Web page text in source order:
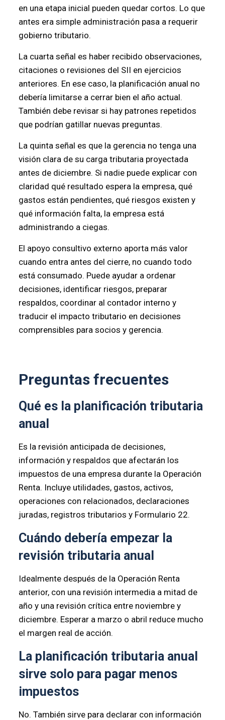
en una etapa inicial pueden quedar cortos. Lo que
antes era simple administración pasa a requerir
gobierno tributario.
La cuarta señal es haber recibido observaciones,
citaciones o revisiones del SII en ejercicios
anteriores. En ese caso, la planificación anual no
debería limitarse a cerrar bien el año actual.
También debe revisar si hay patrones repetidos
que podrían gatillar nuevas preguntas.
La quinta señal es que la gerencia no tenga una
visión clara de su carga tributaria proyectada
antes de diciembre. Si nadie puede explicar con
claridad qué resultado espera la empresa, qué
gastos están pendientes, qué riesgos existen y
qué información falta, la empresa está
administrando a ciegas.
El apoyo consultivo externo aporta más valor
cuando entra antes del cierre, no cuando todo
está consumado. Puede ayudar a ordenar
decisiones, identificar riesgos, preparar
respaldos, coordinar al contador interno y
traducir el impacto tributario en decisiones
comprensibles para socios y gerencia.
Preguntas frecuentes
Qué es la planificación tributaria
anual
Es la revisión anticipada de decisiones,
información y respaldos que afectarán los
impuestos de una empresa durante la Operación
Renta. Incluye utilidades, gastos, activos,
operaciones con relacionados, declaraciones
juradas, registros tributarios y Formulario 22.
Cuándo debería empezar la
revisión tributaria anual
Idealmente después de la Operación Renta
anterior, con una revisión intermedia a mitad de
año y una revisión crítica entre noviembre y
diciembre. Esperar a marzo o abril reduce mucho
el margen real de acción.
La planificación tributaria anual
sirve solo para pagar menos
impuestos
No. También sirve para declarar con información